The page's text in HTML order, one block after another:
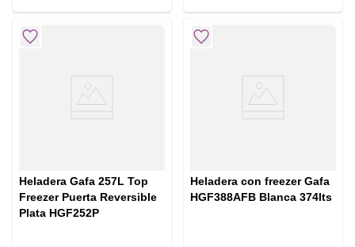
Heladera Gafa 257L Top
Freezer Puerta Reversible
Plata HGF252P
Heladera con freezer Gafa
HGF388AFB Blanca 374lts